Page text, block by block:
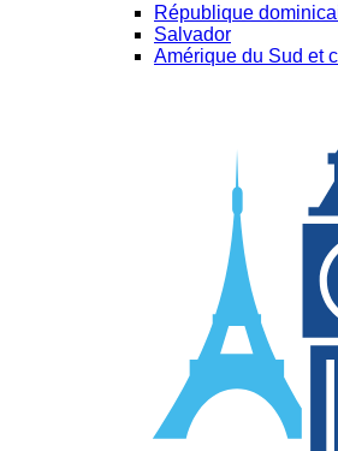
République
Salvador
Amérique du Sud et